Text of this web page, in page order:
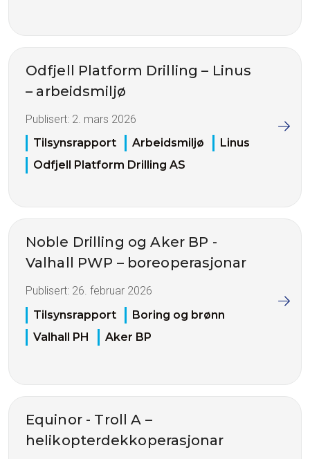
Odfjell Platform Drilling – Linus
– arbeidsmiljø
Publisert: 2. mars 2026
Tilsynsrapport
Arbeidsmiljø
Linus
Odfjell Platform Drilling AS
Noble Drilling og Aker BP -
Valhall PWP – boreoperasjonar
Publisert: 26. februar 2026
Tilsynsrapport
Boring og brønn
Valhall PH
Aker BP
Equinor - Troll A –
helikopterdekkoperasjonar